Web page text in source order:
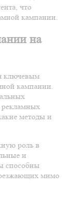
что
кампании.
на
ключевым
кампании.
методы и
роль в
и
способны
мимо